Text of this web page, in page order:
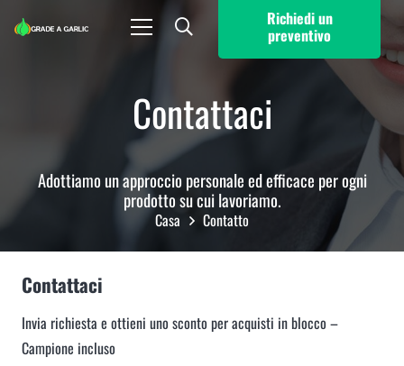
Richiedi un
preventivo
Contattaci
Adottiamo un approccio personale ed efficace per ogni
prodotto su cui lavoriamo.
Casa Contatto
Contattaci
Invia richiesta e ottieni uno sconto per acquisti in blocco –
Campione incluso